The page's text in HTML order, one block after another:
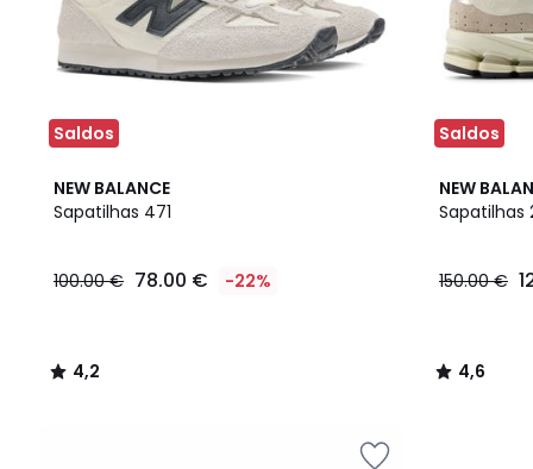
Saldos
NEW BALANCE
Sapatilhas 471
100.00 € 78.00 € -22%
4,2
/ 5
4,2
/
Saldos
NEW
Sapatilhas
150.00 €
4,6
/ 5
4,6
/